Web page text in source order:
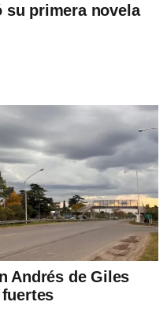
su primera novela
Andrés de Giles